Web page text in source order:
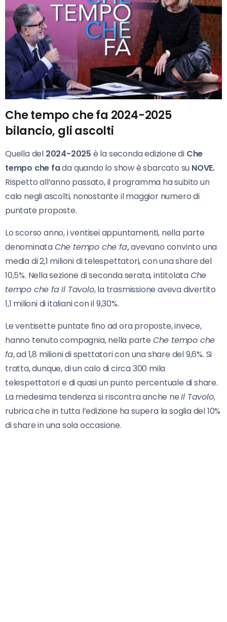
Che tempo che fa 2024-2025
bilancio, gli ascolti
Quella del 2024-2025 è la seconda edizione di Che
tempo che fada quando lo show è sbarcato su NOVE.
Rispetto all’anno passato, il programma ha subito un
calo negli ascolti, nonostante il maggior numero di
puntate proposte.
Lo scorso anno, i ventisei appuntamenti, nella parte
denominataChe tempo che fa,avevano convinto una
media di 2,1 milioni di telespettatori, con una share del
10,5%. Nella sezione di seconda serata, intitolataChe
tempo che fa Il Tavolo, la trasmissione aveva divertito
1,1 milioni di italiani con il 9,30%.
Le ventisette puntate fino ad ora proposte, invece,
hanno tenuto compagnia, nella parte Che tempo che
fa, ad 1,8 milioni di spettatori con una share del 9,6%. Si
tratta, dunque, di un calo di circa 300 mila
telespettatori e di quasi un punto percentuale di share.
La medesima tendenza si riscontra anche neIl Tavolo,
rubrica che in tutta l’edizione ha supera la soglia del 10%
di share in una sola occasione.